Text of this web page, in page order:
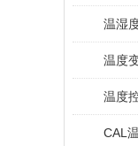
温湿
温度
温度
CAL